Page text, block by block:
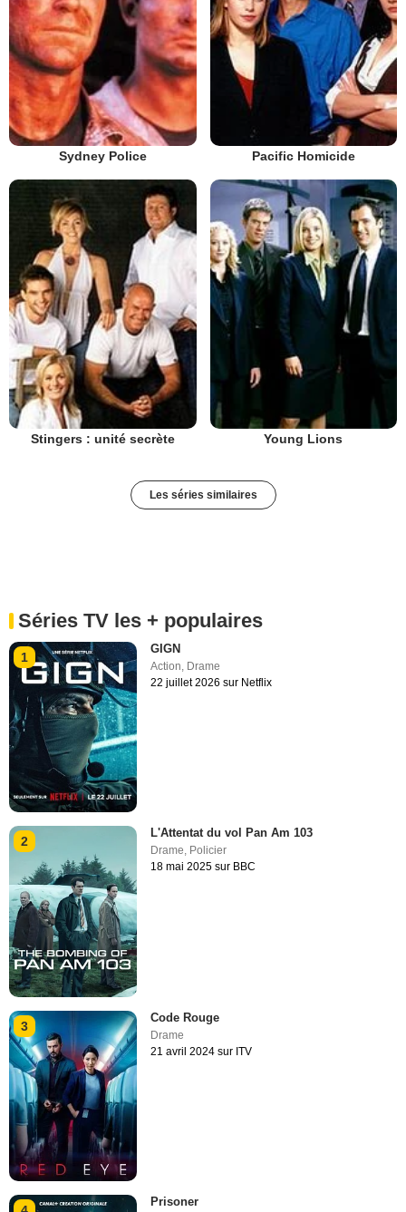
Sydney Police Pacific Homicide
Stingers : unité secrète Young Lions
Les séries similaires
Séries TV les + populaires
1
GIGN
Action, Drame
22 juillet 2026 sur Netflix
2
L'Attentat du vol Pan Am 103
Drame, Policier
18 mai 2025 sur BBC
3
Code Rouge
Drame
21 avril 2024 sur ITV
Prisoner